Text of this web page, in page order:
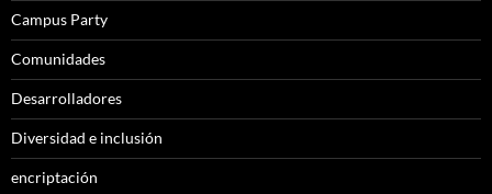
Campus Party
Comunidades
Desarrolladores
Diversidad e inclusión
encriptación